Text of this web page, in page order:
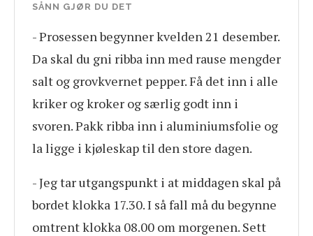
SÅNN GJØR DU DET
- Prosessen begynner kvelden 21 desember.
Da skal du gni ribba inn med rause mengder
salt og grovkvernet pepper. Få det inn i alle
kriker og kroker og særlig godt inn i
svoren. Pakk ribba inn i aluminiumsfolie og
la ligge i kjøleskap til den store dagen.
- Jeg tar utgangspunkt i at middagen skal på
bordet klokka 17.30. I så fall må du begynne
omtrent klokka 08.00 om morgenen. Sett